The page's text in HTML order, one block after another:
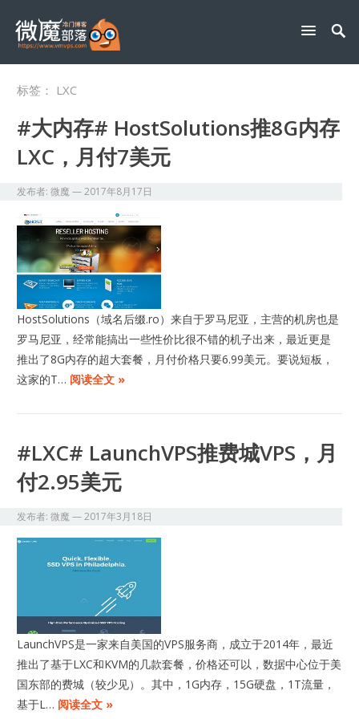
标签： LXC
#大内存# HostSolutions推8G内存
LXC，月付7美元
发布者:微魔—2017年8月17日
HostSolutions（域名后缀.ro）来自于罗马尼亚，主营的机房也是
罗马尼亚，经常能搞出一些性价比很不错的机子出来，最近更是
推出了8G内存的超大套餐，月付价格只要6.99美元。要说短板，
这家的T… 阅读全文 »
#LXC# LaunchVPS推费城VPS，月
付2.95美元
发布者:微魔—2017年3月18日
LaunchVPS是一家来自美国的VPS服务商，成立于2014年，最近
推出了基于LXC和KVM的几款套餐，价格还可以，数据中心位于美
国东部的费城（较少见）。其中，1G内存，15G硬盘，1T流量，
基于L… 阅读全文 »